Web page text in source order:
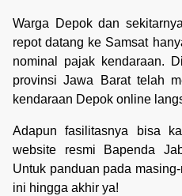
Warga Depok dan
repot datang ke Samsat
nominal pajak kendaraan.
provinsi Jawa Barat telah
kendaraan Depok online
Adapun fasilitasnya bisa
website resmi Bapenda
Untuk panduan pada
ini hingga akhir ya!